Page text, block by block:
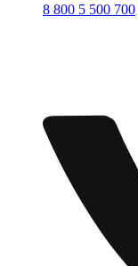
8 800 5 500 700